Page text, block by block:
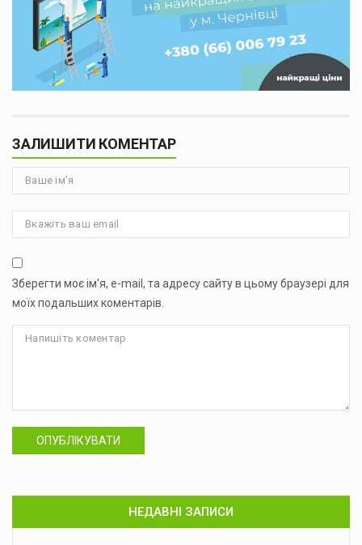
ЗАЛИШИТИ КОМЕНТАР
Зберегти моє ім'я, e-mail, та адресу сайту в цьому браузері для
моїх подальших коментарів.
ОПУБЛІКУВАТИ
НЕДАВНІ ЗАПИСИ